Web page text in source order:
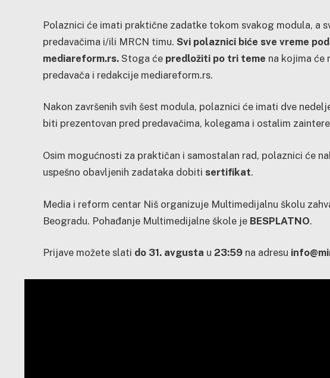
Polaznici će imati praktične zadatke tokom svakog modula, a
predavačima i/ili MRCN timu. Svi polaznici biće sve vreme
mediareform.rs. Stoga će predložiti po tri teme na kojima će
predavača i redakcije mediareform.rs.
Nakon završenih svih šest modula, polaznici će imati dve
biti prezentovan pred predavačima, kolegama i ostalim
Osim mogućnosti za praktičan i samostalan rad, polaznici će
uspešno obavljenih zadataka dobiti sertifikat.
Media i reform centar Niš organizuje Multimedijalnu školu
Beogradu. Pohađanje Multimedijalne škole je BESPLATNO.
Prijave možete slati do 31. avgusta u 23:59 na adresu